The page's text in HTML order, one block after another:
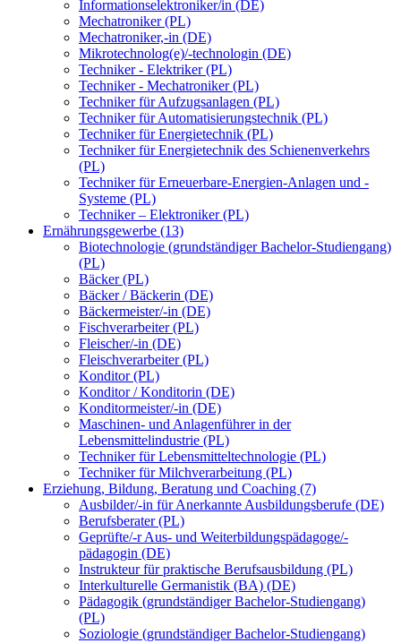
Informationselektroniker/in (DE)
Mechatroniker (PL)
Mechatroniker,-in (DE)
Mikrotechnolog(e)/-technologin (DE)
Techniker - Elektriker (PL)
Techniker - Mechatroniker (PL)
Techniker für Aufzugsanlagen (PL)
Techniker für Automatisierungstechnik (PL)
Techniker für Energietechnik (PL)
Techniker für Energietechnik des Schienenverkehrs
(PL)
Techniker für Erneuerbare-Energien-Anlagen und -
Systeme (PL)
Techniker – Elektroniker (PL)
Ernährungsgewerbe (13)
Biotechnologie (grundständiger Bachelor-Studiengang)
(PL)
Bäcker (PL)
Bäcker / Bäckerin (DE)
Bäckermeister/-in (DE)
Fischverarbeiter (PL)
Fleischer/-in (DE)
Fleischverarbeiter (PL)
Konditor (PL)
Konditor / Konditorin (DE)
Konditormeister/-in (DE)
Maschinen- und Anlagenführer in der
Lebensmittelindustrie (PL)
Techniker für Lebensmitteltechnologie (PL)
Techniker für Milchverarbeitung (PL)
Erziehung, Bildung, Beratung und Coaching (7)
Ausbilder/-in für Anerkannte Ausbildungsberufe (DE)
Berufsberater (PL)
Geprüfte/-r Aus- und Weiterbildungspädagoge/-
pädagogin (DE)
Instrukteur für praktische Berufsausbildung (PL)
Interkulturelle Germanistik (BA) (DE)
Pädagogik (grundständiger Bachelor-Studiengang)
(PL)
Soziologie (grundständiger Bachelor-Studiengang)